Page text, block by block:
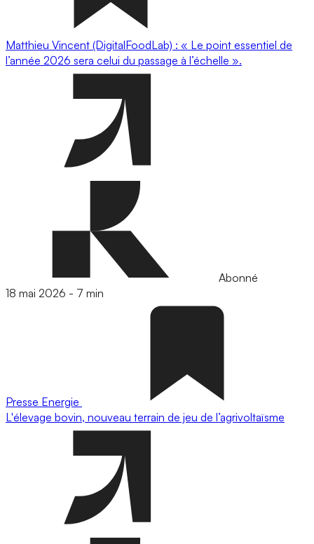
Matthieu Vincent (DigitalFoodLab) : « Le point essentiel de
l’année 2026 sera celui du passage à l’échelle ».
Abonné
18 mai 2026 - 7 min
Presse Energie
L'élevage bovin, nouveau terrain de jeu de l’agrivoltaïsme